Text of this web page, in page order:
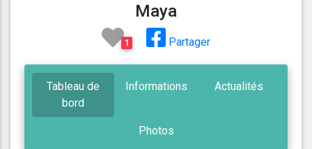
Maya
1 Partager
Tableau de
bord
Informations Actualités
Photos